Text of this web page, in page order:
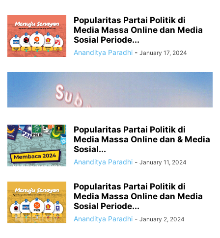
Popularitas Partai Politik di
Media Massa Online dan Media
Sosial Periode...
Ananditya Paradhi - January 17, 2024
Popularitas Partai Politik di
Media Massa Online dan & Media
Sosial...
Ananditya Paradhi - January 11, 2024
Popularitas Partai Politik di
Media Massa Online dan Media
Sosial Periode...
Ananditya Paradhi - January 2, 2024